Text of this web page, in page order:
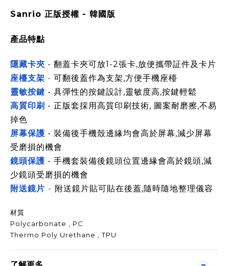
Sanrio 正版授權 - 韓國版
產品特點
隱藏卡夾 - 翻蓋卡夾可放1-2張卡,放便攜帶証件及卡片
座檯支架 - 可翻後蓋作為支架,方便手機座檯
靈敏按鍵 - 具彈性的按鍵設計,靈敏度高,按鍵輕鬆
高質印刷 - 正版套採用高質印刷技術, 圖案耐磨擦,不易
掉色
屏幕保護 - 裝備後手機殼邊緣均會高於屏幕,減少屏幕
受磨損的機會
鏡頭保護 - 手機套裝備後鏡頭位置邊緣會高於鏡頭,減
少鏡頭受磨損的機會
附送鏡片 - 附送鏡片貼可貼在後蓋,隨時隨地整理儀容
材質
Polycarbonate , PC
Thermo Poly Urethane , TPU